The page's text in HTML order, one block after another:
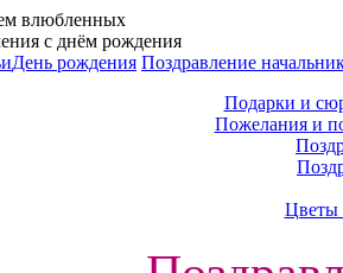
с днём рождения
День рождения Поздравление
Подарки и
Пожелания и
Цветы